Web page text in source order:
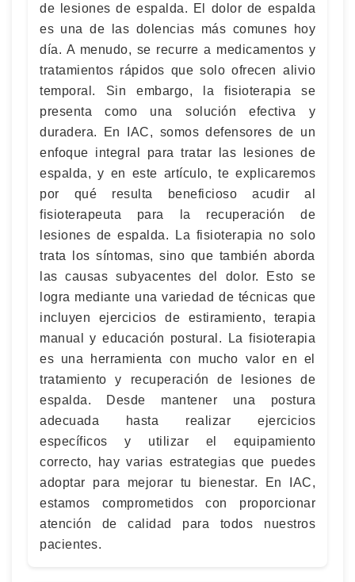
de lesiones de espalda. El dolor de espalda
es una de las dolencias más comunes hoy
día. A menudo, se recurre a medicamentos y
tratamientos rápidos que solo ofrecen alivio
temporal. Sin embargo, la fisioterapia se
presenta como una solución efectiva y
duradera. En IAC, somos defensores de un
enfoque integral para tratar las lesiones de
espalda, y en este artículo, te explicaremos
por qué resulta beneficioso acudir al
fisioterapeuta para la recuperación de
lesiones de espalda. La fisioterapia no solo
trata los síntomas, sino que también aborda
las causas subyacentes del dolor. Esto se
logra mediante una variedad de técnicas que
incluyen ejercicios de estiramiento, terapia
manual y educación postural. La fisioterapia
es una herramienta con mucho valor en el
tratamiento y recuperación de lesiones de
espalda. Desde mantener una postura
adecuada hasta realizar ejercicios
específicos y utilizar el equipamiento
correcto, hay varias estrategias que puedes
adoptar para mejorar tu bienestar. En IAC,
estamos comprometidos con proporcionar
atención de calidad para todos nuestros
pacientes.